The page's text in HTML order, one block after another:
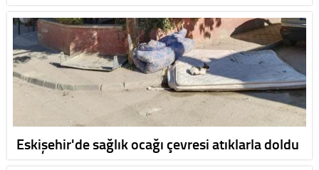
Eskişehir'de sağlık ocağı çevresi atıklarla doldu